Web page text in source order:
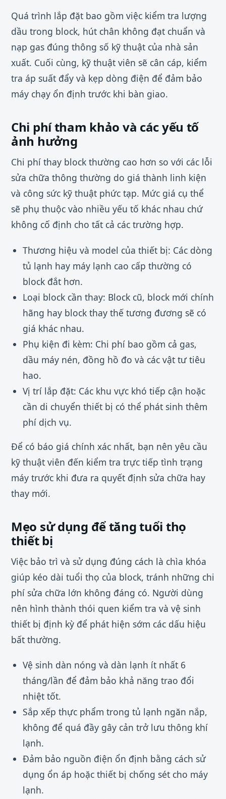
Quá trình lắp đặt bao gồm việc kiểm tra lượng
dầu trong block, hút chân không đạt chuẩn và
nạp gas đúng thông số kỹ thuật của nhà sản
xuất. Cuối cùng, kỹ thuật viên sẽ cân cáp, kiểm
tra áp suất đẩy và kẹp dòng điện để đảm bảo
máy chạy ổn định trước khi bàn giao.
Chi phí tham khảo và các yếu tố
ảnh hưởng
Chi phí thay block thường cao hơn so với các lỗi
sửa chữa thông thường do giá thành linh kiện
và công sức kỹ thuật phức tạp. Mức giá cụ thể
sẽ phụ thuộc vào nhiều yếu tố khác nhau chứ
không cố định cho tất cả các trường hợp.
Thương hiệu và model của thiết bị: Các dòng
tủ lạnh hay máy lạnh cao cấp thường có
block đắt hơn.
Loại block cần thay: Block cũ, block mới chính
hãng hay block thay thế tương đương sẽ có
giá khác nhau.
Phụ kiện đi kèm: Chi phí bao gồm cả gas,
dầu máy nén, đồng hồ đo và các vật tư tiêu
hao.
Vị trí lắp đặt: Các khu vực khó tiếp cận hoặc
cần di chuyển thiết bị có thể phát sinh thêm
phí dịch vụ.
Để có báo giá chính xác nhất, bạn nên yêu cầu
kỹ thuật viên đến kiểm tra trực tiếp tình trạng
máy trước khi đưa ra quyết định sửa chữa hay
thay mới.
Mẹo sử dụng để tăng tuổi thọ
thiết bị
Việc bảo trì và sử dụng đúng cách là chìa khóa
giúp kéo dài tuổi thọ của block, tránh những chi
phí sửa chữa lớn không đáng có. Người dùng
nên hình thành thói quen kiểm tra và vệ sinh
thiết bị định kỳ để phát hiện sớm các dấu hiệu
bất thường.
Vệ sinh dàn nóng và dàn lạnh ít nhất 6
tháng/lần để đảm bảo khả năng trao đổi
nhiệt tốt.
Sắp xếp thực phẩm trong tủ lạnh ngăn nắp,
không để quá đầy gây cản trở lưu thông khí
lạnh.
Đảm bảo nguồn điện ổn định bằng cách sử
dụng ổn áp hoặc thiết bị chống sét cho máy
lạnh.